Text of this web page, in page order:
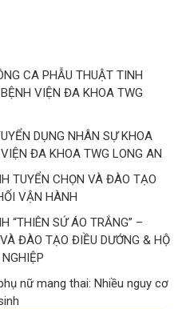
CA PHẪU THUẬT TINH
VIỆN ĐA KHOA TWG
DỤNG NHÂN SỰ KHOA
ĐA KHOA TWG LONG AN
TUYỂN CHỌN VÀ ĐÀO TẠO
VẬN HÀNH
“THIÊN SỨ ÁO TRẮNG” –
ĐÀO TẠO ĐIỀU DƯỚNG & HỘ
nữ mang thai: Nhiều nguy cơ